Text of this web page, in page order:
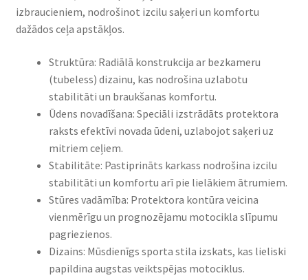
izbraucieniem, nodrošinot izcilu saķeri un komfortu
dažādos ceļa apstākļos.​
Struktūra: Radiālā konstrukcija ar bezkameru
(tubeless) dizainu, kas nodrošina uzlabotu
stabilitāti un braukšanas komfortu.​
Ūdens novadīšana: Speciāli izstrādāts protektora
raksts efektīvi novada ūdeni, uzlabojot saķeri uz
mitriem ceļiem.​
Stabilitāte: Pastiprināts karkass nodrošina izcilu
stabilitāti un komfortu arī pie lielākiem ātrumiem.​
Stūres vadāmība: Protektora kontūra veicina
vienmērīgu un prognozējamu motocikla slīpumu
pagriezienos.​
Dizains: Mūsdienīgs sporta stila izskats, kas lieliski
papildina augstas veiktspējas motociklus.​